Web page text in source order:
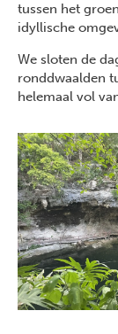
tussen het
idyllische
We sloten de
ronddwaalden
helemaal vol